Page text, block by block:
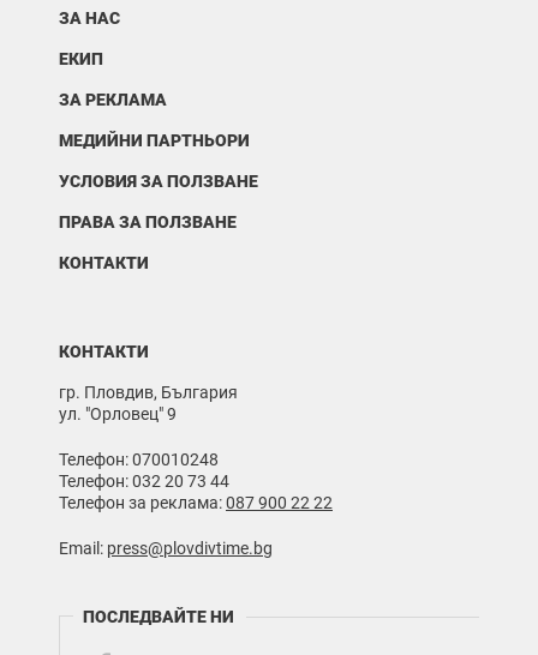
ЗА НАС
ЕКИП
ЗА РЕКЛАМА
МЕДИЙНИ ПАРТНЬОРИ
УСЛОВИЯ ЗА ПОЛЗВАНЕ
ПРАВА ЗА ПОЛЗВАНЕ
КОНТАКТИ
КОНТАКТИ
гр. Пловдив, България
ул. "Орловец" 9
Телефон: 070010248
Телефон: 032 20 73 44
Телефон за реклама:087 900 22 22
Email: press@plovdivtime.bg
ПОСЛЕДВАЙТЕ НИ